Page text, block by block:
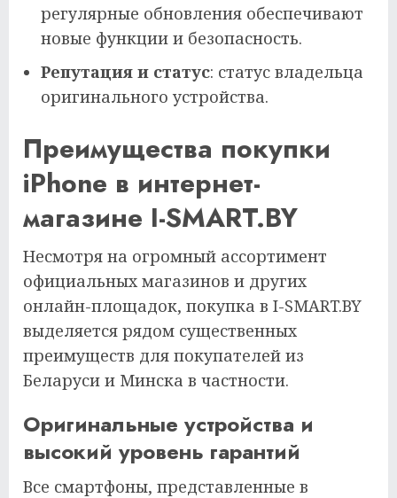
регулярные обновления обеспечивают
новые функции и безопасность.
Репутация и статус: статус владельца
оригинального устройства.
Преимущества покупки
iPhone в интернет-
магазине I-SMART.BY
Несмотря на огромный ассортимент
официальных магазинов и других
онлайн-площадок, покупка в I-SMART.BY
выделяется рядом существенных
преимуществ для покупателей из
Беларуси и Минска в частности.
Оригинальные устройства и
высокий уровень гарантий
Все смартфоны, представленные в